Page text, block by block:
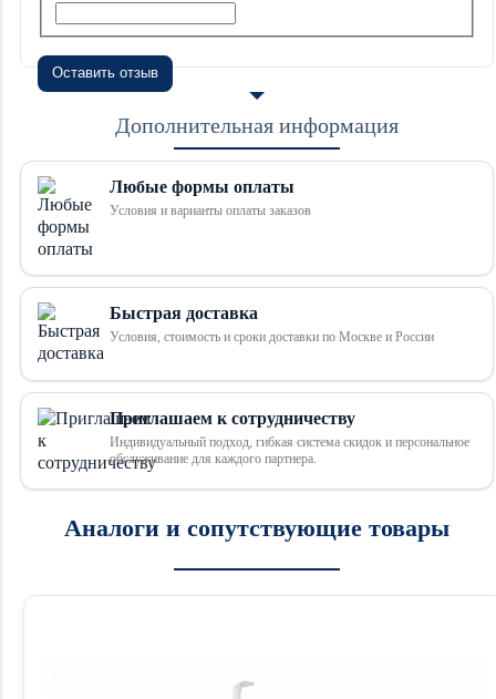
Оставить отзыв
Дополнительная информация
Любые формы оплаты
Условия и варианты оплаты заказов
Быстрая доставка
Условия, стоимость и сроки доставки по Москве и России
Приглашаем к сотрудничеству
Индивидуальный подход, гибкая система скидок и персональное
обслуживание для каждого партнера.
Аналоги и сопутствующие товары